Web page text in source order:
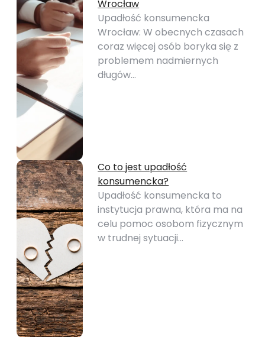
Wrocław
Upadłość konsumencka
Wrocław: W obecnych czasach
coraz więcej osób boryka się z
problemem nadmiernych
długów…
Co to jest upadłość
konsumencka?
Upadłość konsumencka to
instytucja prawna, która ma na
celu pomoc osobom fizycznym
w trudnej sytuacji…